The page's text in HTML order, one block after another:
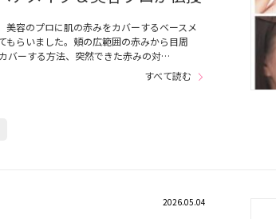
美容のプロに肌の赤みをカバーするベースメ
もらいました。頬の広範囲の赤みから目周
バーする方法、突然できた赤みの対…
すべて読む
2026.05.04